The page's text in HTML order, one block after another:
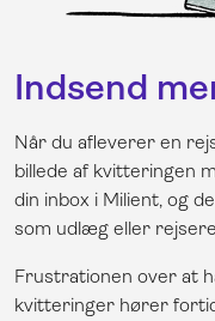
Indsend
Når du afleverer en
billede af kvitteringen
din inbox i Milient, og
som udlæg eller
Frustrationen over at
kvitteringer hører